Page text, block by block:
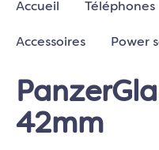
Accueil Téléphones
Accessoires Power
42mm